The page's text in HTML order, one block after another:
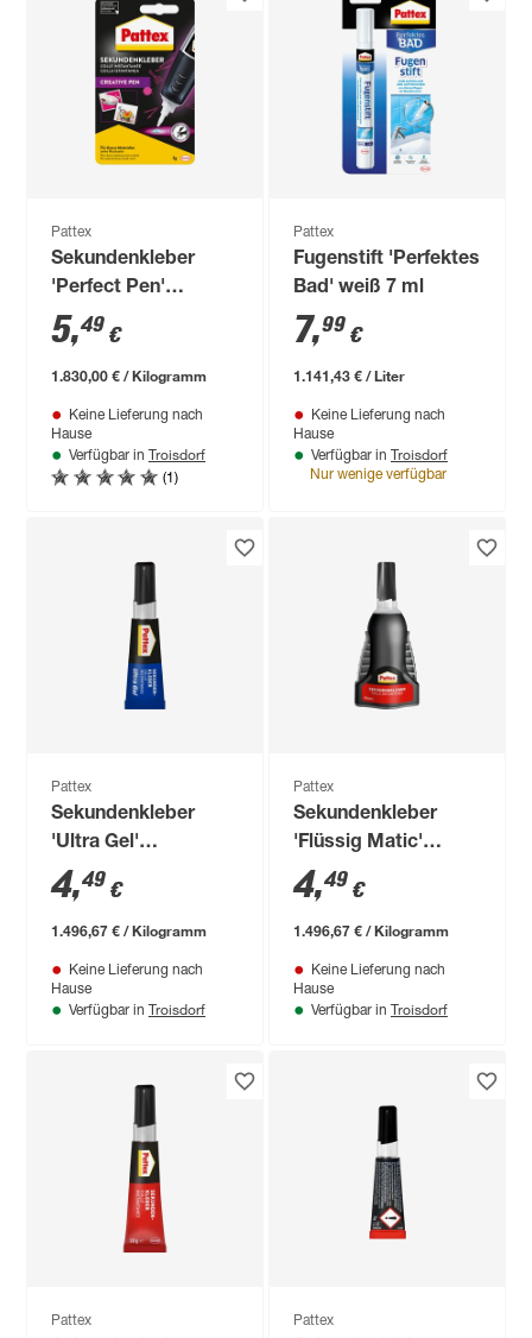
Pattex
Sekundenkleber
'Perfect Pen'
transparent 3 g
5,49 €
1.830,00 € / Kilogramm
Keine Lieferung nach
Hause
Verfügbar in Troisdorf
(1)
Pattex
Fugenstift 'Perfektes
Bad' weiß 7 ml
7,99 €
1.141,43 € / Liter
Keine Lieferung nach
Hause
Verfügbar in Troisdorf
Nur wenige verfügbar
Pattex
Sekundenkleber
'Ultra Gel'
transparent 3 g
4,49 €
1.496,67 € / Kilogramm
Keine Lieferung nach
Hause
Verfügbar in Troisdorf
Pattex
Sekundenkleber
'Flüssig Matic'
transparent 3 g
4,49 €
1.496,67 € / Kilogramm
Keine Lieferung nach
Hause
Verfügbar in Troisdorf
Pattex Pattex